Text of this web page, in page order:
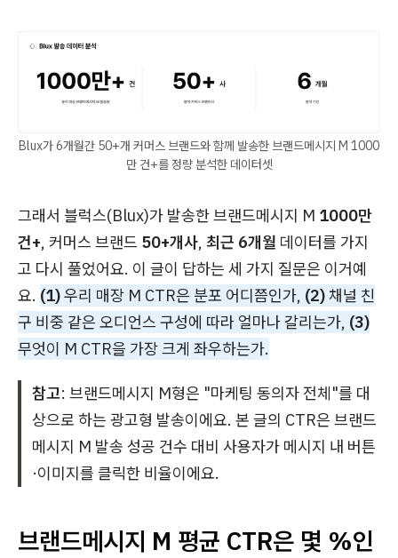
Blux가 6개월간 50+개 커머스 브랜드와 함께 발송한 브랜드메시지 M 1000
만 건+를 정량 분석한 데이터셋
그래서 블럭스(Blux)가 발송한 브랜드메시지 M 1000만
건+, 커머스 브랜드 50+개사, 최근 6개월 데이터를 가지
고 다시 풀었어요. 이 글이 답하는 세 가지 질문은 이거예
요. (1)우리 매장 M CTR은 분포 어디쯤인가, (2)채널 친
구 비중 같은 오디언스 구성에 따라 얼마나 갈리는가, (3)
무엇이 M CTR을 가장 크게 좌우하는가.
참고: 브랜드메시지 M형은 "마케팅 동의자 전체"를 대
상으로 하는 광고형 발송이에요. 본 글의 CTR은 브랜드
메시지 M 발송 성공 건수 대비 사용자가 메시지 내 버튼
·이미지를 클릭한 비율이에요.
브랜드메시지 M 평균 CTR은 몇 %인